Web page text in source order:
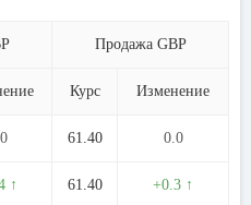
Продажа GBP
Курс Изменение
61.40 0.0
↑ 61.40 +0.3 ↑